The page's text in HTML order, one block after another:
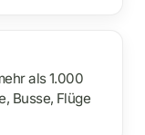
als 1.000
Busse, Flüge